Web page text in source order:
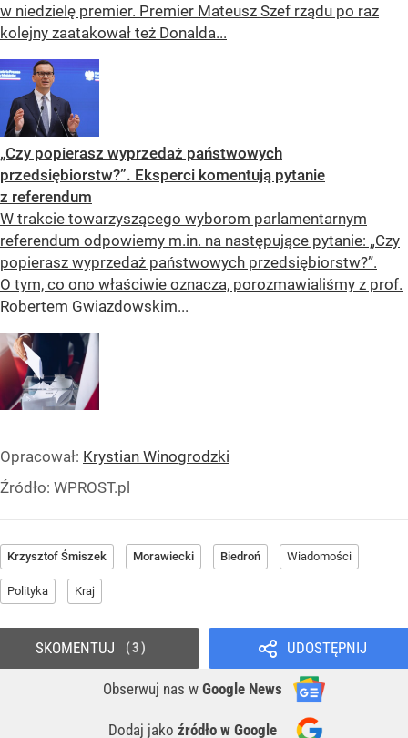
w niedzielę premier. Premier Mateusz Szef rządu po raz
kolejny zaatakował też Donalda...
„Czy popierasz wyprzedaż państwowych
przedsiębiorstw?”. Eksperci komentują pytanie
z referendum
W trakcie towarzyszącego wyborom parlamentarnym
referendum odpowiemy m.in. na następujące pytanie: „Czy
popierasz wyprzedaż państwowych przedsiębiorstw?”.
O tym, co ono właściwie oznacza, porozmawialiśmy z prof.
Robertem Gwiazdowskim...
Opracował: Krystian Winogrodzki
Źródło: WPROST.pl
Krzysztof Śmiszek Morawiecki Biedroń Wiadomości
Polityka Kraj
UDOSTĘPNIJ
Obserwuj nas w Google News
Dodaj jako źródło w Google
SKOMENTUJ 3